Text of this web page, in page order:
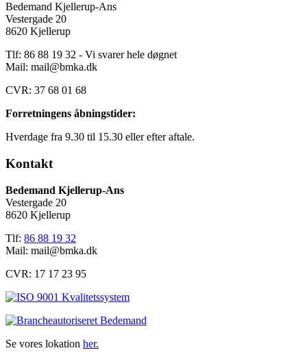
Bedemand Kjellerup-Ans
Vestergade 20
8620 Kjellerup
Tlf: 86 88 19 32 - Vi svarer hele døgnet
Mail: mail@bmka.dk
CVR: 37 68 01 68
Forretningens åbningstider:
Hverdage fra 9.30 til 15.30 eller efter aftale.
Kontakt
Bedemand Kjellerup-Ans
Vestergade 20
8620 Kjellerup
Tlf: 86 88 19 32
Mail: mail@bmka.dk
CVR: 17 17 23 95
Se vores lokation her.